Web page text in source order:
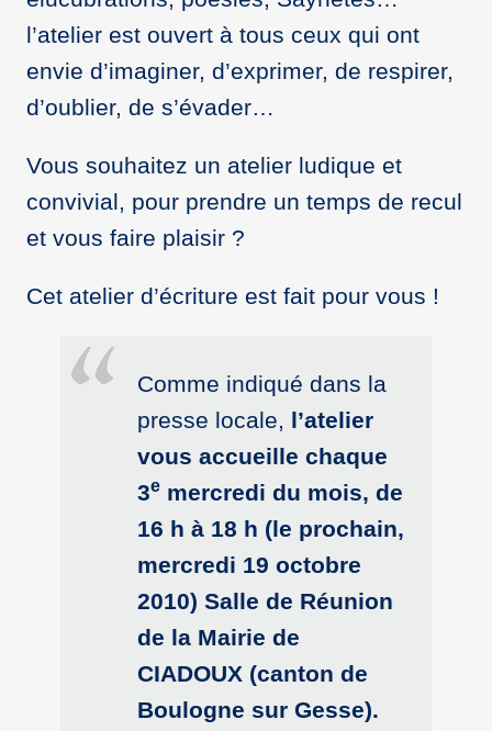
l’atelier est ouvert à tous ceux qui ont
envie d’imaginer, d’exprimer, de respirer,
d’oublier, de s’évader…
Vous souhaitez un atelier ludique et
convivial, pour prendre un temps de recul
et vous faire plaisir ?
Cet atelier d’écriture est fait pour vous !
Comme indiqué dans la
presse locale, l’atelier
vous accueille chaque
3e mercredi du mois, de
16 h à 18 h (le prochain,
mercredi 19 octobre
2010) Salle de Réunion
de la Mairie de
CIADOUX (canton de
Boulogne sur Gesse).